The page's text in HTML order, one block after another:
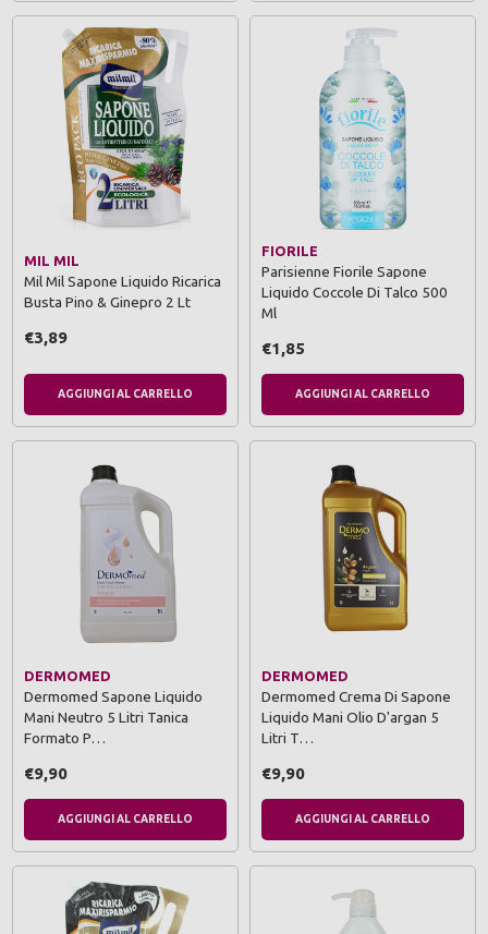
MIL MIL
Mil Mil Sapone Liquido Ricarica
Busta Pino & Ginepro 2 Lt
€3,89
AGGIUNGI AL CARRELLO
FIORILE
Parisienne Fiorile Sapone
Liquido Coccole Di Talco 500
Ml
€1,85
AGGIUNGI AL CARRELLO
DERMOMED
Dermomed Sapone Liquido
Mani Neutro 5 Litri Tanica
Formato P…
€9,90
AGGIUNGI AL CARRELLO
DERMOMED
Dermomed Crema Di Sapone
Liquido Mani Olio D'argan 5
Litri T…
€9,90
AGGIUNGI AL CARRELLO